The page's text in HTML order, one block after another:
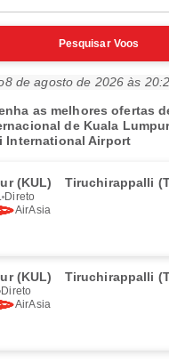
Pesquisar Voos
8 de agosto de 2026 às
as melhores ofertas
de Kuala
International Airport
(KUL) Tiruchirappalli
Direto
AirAsia
(KUL) Tiruchirappalli
Direto
AirAsia